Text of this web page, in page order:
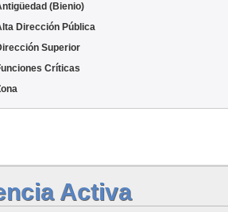
(Bienio)
Dirección Pública
Superior
Críticas
Activa